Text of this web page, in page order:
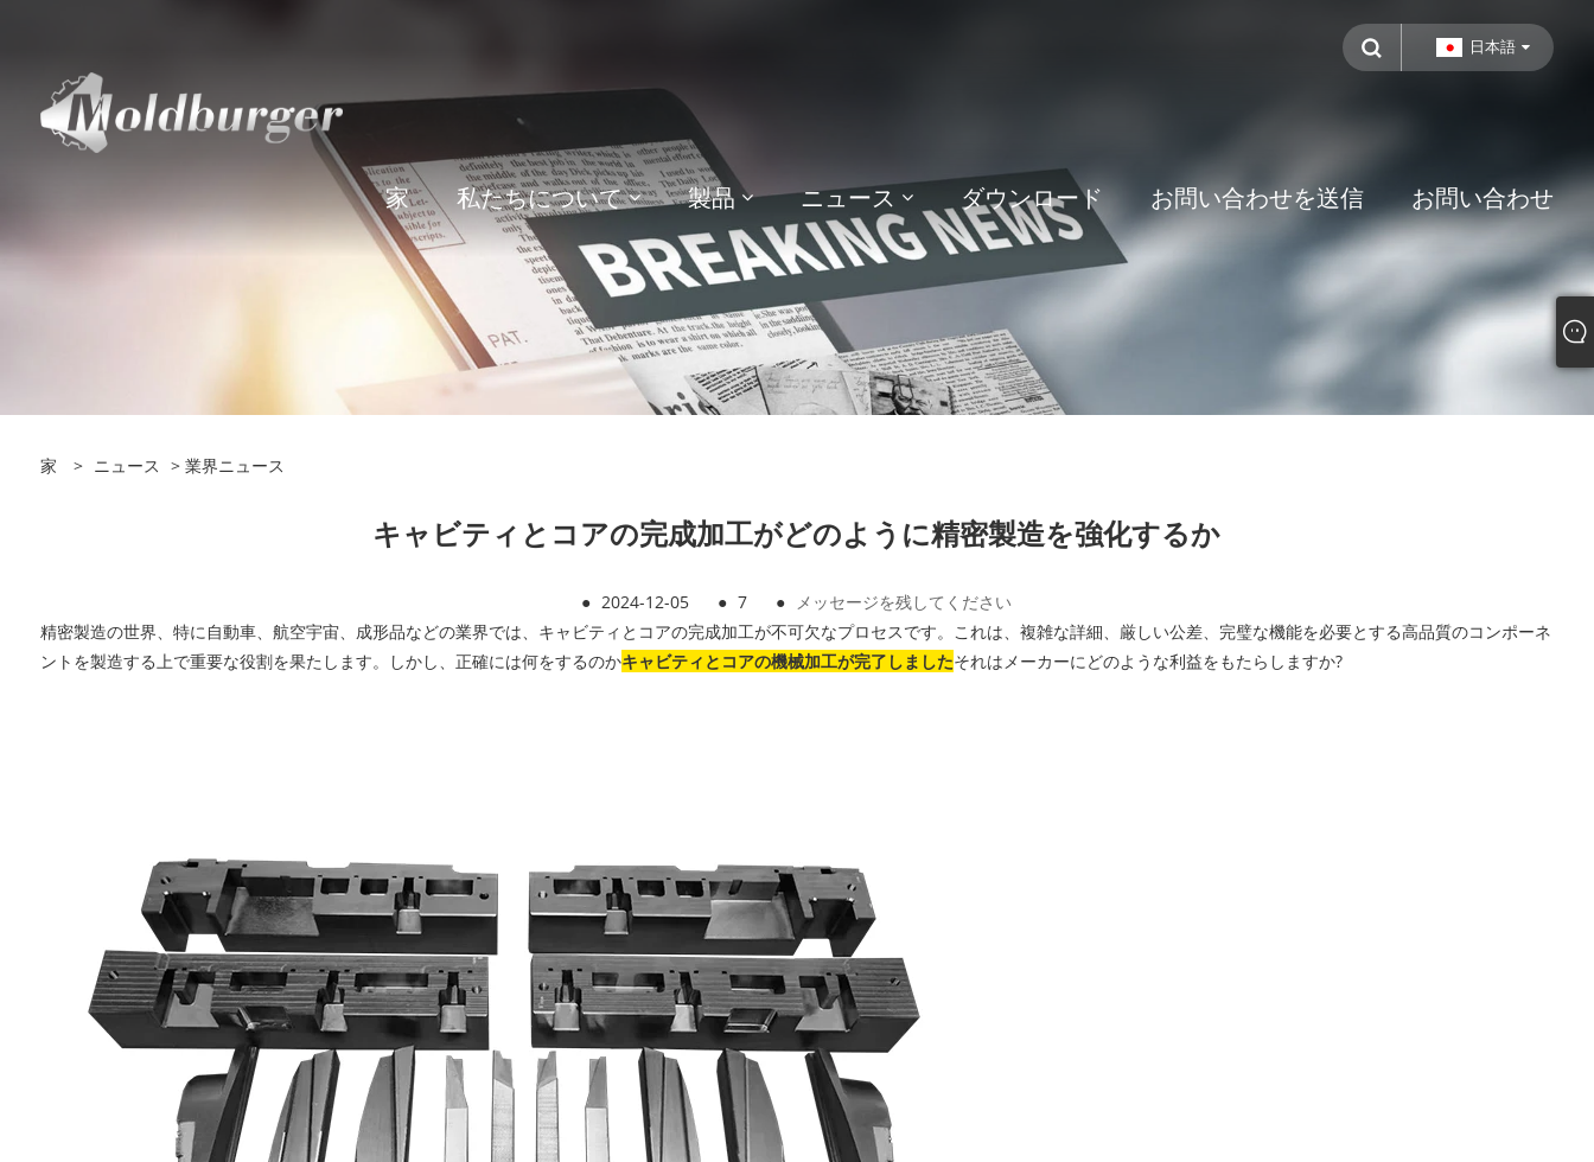
日本語
家 私たちについて 製品 ニュース ダウンロード お問い合わせを送信 お問い合わせ
家 > ニュース > 業界ニュース
キャビティとコアの完成加工がどのように精密製造を強化するか
● 2024-12-05 ● 7 ● メッセージを残してください
精密製造の世界、特に自動車、航空宇宙、成形品などの業界では、キャビティとコアの完成加工が不可欠なプロセスです。これは、複雑な詳細、厳しい公差、完璧な機能を必要とする高品質のコンポーネ
ントを製造する上で重要な役割を果たします。しかし、正確には何をするのかキャビティとコアの機械加工が完了しましたそれはメーカーにどのような利益をもたらしますか?